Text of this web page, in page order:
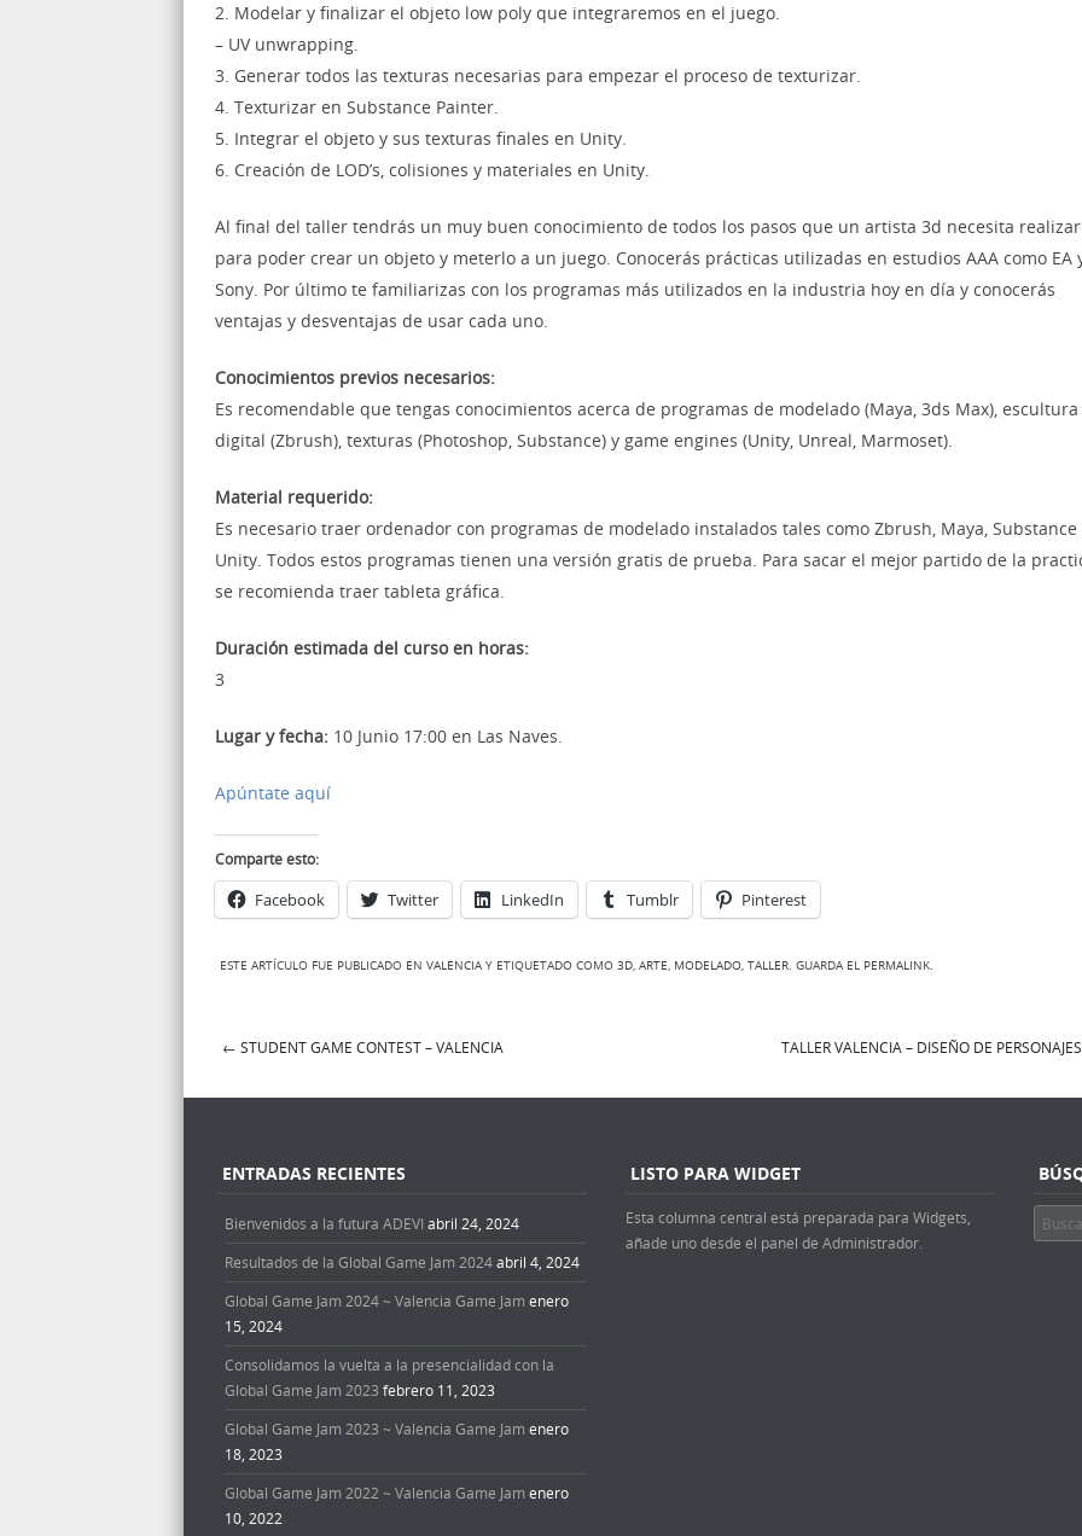
2. Modelar y finalizar el objeto low poly que integraremos en el juego.
– UV unwrapping.
3. Generar todos las texturas necesarias para empezar el proceso de texturizar.
4. Texturizar en Substance Painter.
5. Integrar el objeto y sus texturas finales en Unity.
6. Creación de LOD’s, colisiones y materiales en Unity.
Al final del taller tendrás un muy buen conocimiento de todos los pasos que un artista 3d necesita realizar
para poder crear un objeto y meterlo a un juego. Conocerás prácticas utilizadas en estudios AAA como EA
Sony. Por último te familiarizas con los programas más utilizados en la industria hoy en día y conocerás
ventajas y desventajas de usar cada uno.
Conocimientos previos necesarios:
Es recomendable que tengas conocimientos acerca de programas de modelado (Maya, 3ds Max), escultura
digital (Zbrush), texturas (Photoshop, Substance) y game engines (Unity, Unreal, Marmoset).
Material requerido:
Es necesario traer ordenador con programas de modelado instalados tales como Zbrush, Maya, Substance
Unity. Todos estos programas tienen una versión gratis de prueba. Para sacar el mejor partido de la
se recomienda traer tableta gráfica.
Duración estimada del curso en horas:
3
Lugar y fecha: 10 Junio 17:00 en Las Naves.
Apúntate aquí
Comparte esto:
Facebook Twitter LinkedIn Tumblr Pinterest
ESTE ARTÍCULO FUE PUBLICADO EN VALENCIAY ETIQUETADO COMO 3D, ARTE, MODELADO, TALLER. GUARDA EL PERMALINK.
← STUDENT GAME CONTEST – VALENCIA TALLER VALENCIA – DISEÑO DE
ENTRADAS RECIENTES
Bienvenidos a la futura ADEVI abril 24, 2024
Resultados de la Global Game Jam 2024abril 4, 2024
Global Game Jam 2024 ~ Valencia Game Jam enero
15, 2024
Consolidamos la vuelta a la presencialidad con la
Global Game Jam 2023 febrero 11, 2023
Global Game Jam 2023 ~ Valencia Game Jam enero
18, 2023
Global Game Jam 2022 ~ Valencia Game Jam enero
10, 2022
LISTO PARA WIDGET
Esta columna central está preparada para Widgets,
añade uno desde el panel de Administrador.
Buscar